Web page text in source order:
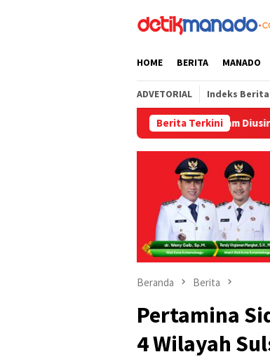
HOME BERITA MANADO
ADVETORIAL Indeks Berita
Berita Terkini
Siswa SD GUPPI 1 Bitung Terancam Diusir
Beranda Berita
Pertamina
4 Wilayah